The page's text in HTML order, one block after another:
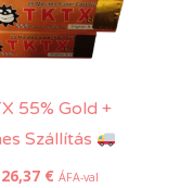
55% Gold +
Szállítás
Original
26,37 € Current
ÁFA-val